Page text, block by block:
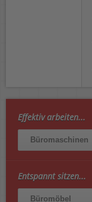
Effektiv arbeiten...
Büromaschinen
Entspannt sitzen...
Büromöbel